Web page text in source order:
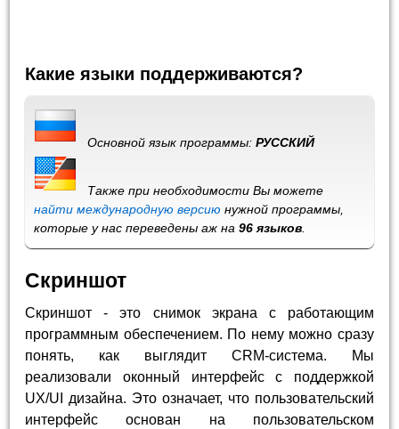
Какие языки поддерживаются?
Основной язык программы:РУССКИЙ
Также при необходимости Вы можете
найти международную версию нужной программы,
которые у нас переведены аж на96 языков
Скриншот
Скриншот - это снимок экрана с работающим
программным обеспечением. По нему можно сразу
понять, как выглядит CRM-система. Мы
реализовали оконный интерфейс с поддержкой
UX/UI дизайна. Это означает, что пользовательский
интерфейс основан на пользовательском